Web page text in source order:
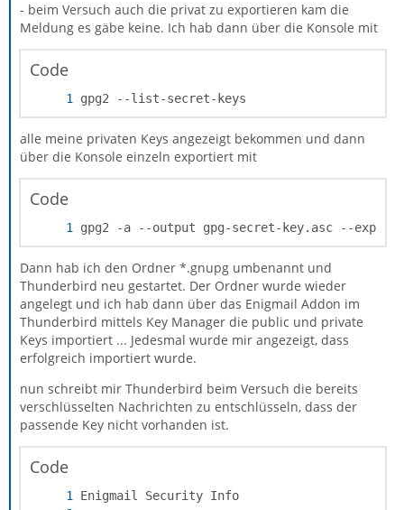
There is NO WARRANTY, to the extent
- beim Versuch auch die privat zu exportieren kam die
Meldung es gäbe keine. Ich hab dann über die Konsole mit
Code
gpg2 --list-secret-keys
alle meine privaten Keys angezeigt bekommen und dann
über die Konsole einzeln exportiert mit
Code
gpg2 -a --output gpg-secret-key.asc --
Dann hab ich den Ordner *.gnupg umbenannt und
Thunderbird neu gestartet. Der Ordner wurde wieder
angelegt und ich hab dann über das Enigmail Addon im
Thunderbird mittels Key Manager die public und private
Keys importiert ... Jedesmal wurde mir angezeigt, dass
erfolgreich importiert wurde.
nun schreibt mir Thunderbird beim Versuch die bereits
verschlüsselten Nachrichten zu entschlüsseln, dass der
passende Key nicht vorhanden ist.
Code